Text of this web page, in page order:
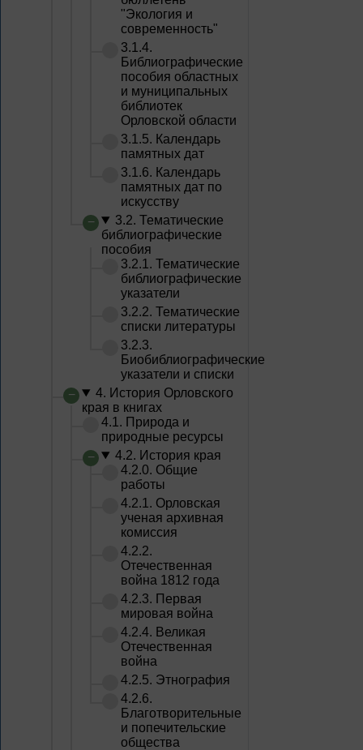
"Экология и
современность"
3.1.4.
Библиографические
пособия областных
и муниципальных
библиотек
Орловской области
3.1.5. Календарь
памятных дат
3.1.6. Календарь
памятных дат по
искусству
3.2. Тематические
библиографические
пособия
3.2.1. Тематические
библиографические
указатели
3.2.2. Тематические
списки литературы
3.2.3.
Биобиблиографические
указатели и списки
4. История Орловского
края в книгах
4.1. Природа и
природные ресурсы
4.2. История края
4.2.0. Общие
работы
4.2.1. Орловская
ученая архивная
комиссия
4.2.2.
Отечественная
война 1812 года
4.2.3. Первая
мировая война
4.2.4. Великая
Отечественная
война
4.2.5. Этнография
4.2.6.
Благотворительные
и попечительские
общества